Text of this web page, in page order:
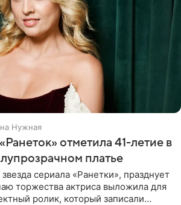
Нужная
отметила 41-летие в
платье
сериала «Ранетки», празднует
торжества актриса выложила для
ролик, который записали